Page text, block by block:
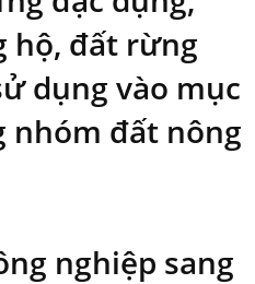
hộ, đất rừng
dụng vào mục
nhóm đất nông
nghiệp sang